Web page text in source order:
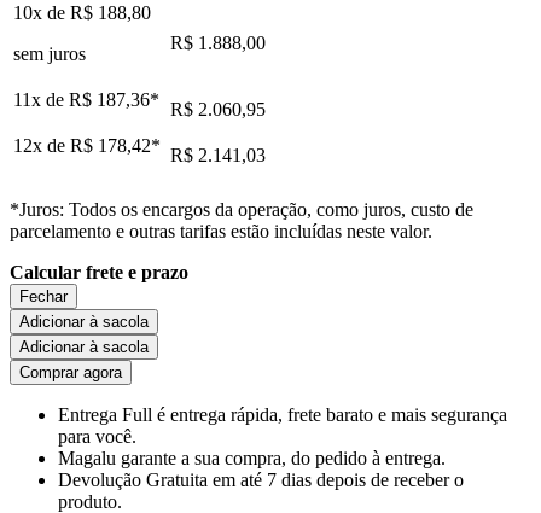
10x de R$ 188,80
sem juros
R$ 1.888,00
11x de R$ 187,36* R$ 2.060,95
12x de R$ 178,42* R$ 2.141,03
*Juros: Todos os encargos da operação, como juros, custo de
parcelamento e outras tarifas estão incluídas neste valor.
Calcular frete e prazo
Fechar
Adicionar à sacola
Adicionar à sacola
Comprar agora
Entrega Full é entrega rápida, frete barato e mais segurança
para você.
Magalu garante a sua compra, do pedido à entrega.
Devolução Gratuita em até 7 dias depois de receber o
produto.